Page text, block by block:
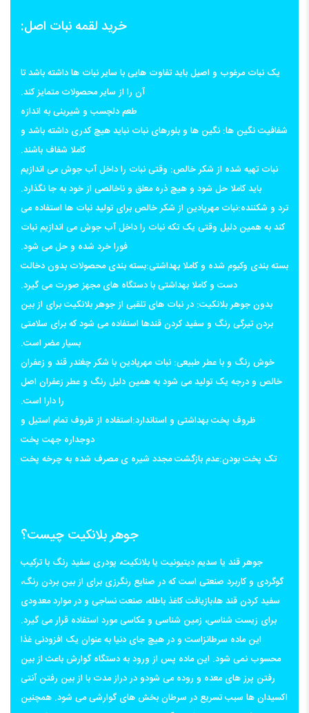
خرید لقمه نبات اصل:
یک نبات مرغوب و اصیل باید تفاوت هایی با سایر نبات ها داشته باشد تا
آن را از سایر محصولات متمایز کند.
طعم دلچسب و شیرینی به اندازه
شفافیت نگین ها: نگین ها و بلورهای نبات نباید هیچ کدری داشته باشد و
کاملا شفاف باشند.
نبات تهیه شده از شکر خالص: وقتی نبات را داخل آب جوش می اندازیم
باید کاملا حل شود و هیچ ذره معلق و ناخالصی از خود به جا نگذارد.
ترد و شکننده:نبات مهرپادین از شکر خالص برای تولید نبات ها استفاده می
کند به همین دلیل وقتی یک تکه نبات را داخل آب جوش می اندازیم نبات
فورا خرد شده و حل می شود.
بسته بندی وکیوم شده و کاملا بهداشتی:بسته بندی محصولات بدون دخالت
دست و کاملا بهداشتی با دستگاه های مجهز صورت می گیرد.
بدون جوهر بلانکیت: در نبات های تلقبی از جوهر بلانکیت برای از بین
بردن تیرگی رنگ و سفید کردن قندها استفاده می شود که برای سلامتی
بسیار مضر است.
خوش رنگ و با عطر طبیعی: نبات مهرپادین با شکر چغندر قند و زعفران
خالص و درجه یک تولید می شود به همین دلیل رنگ و عطر زعفران اصل
را دارا است.
ظروف پخت بهداشتی و استاندارد:استفاده از ظروف تمام استیل و
دوجداره جهت پخت
تک پخت بودن:عدم بازگشت مجدد شیره ی مصرف شده به چرخه پخت
جوهر بلانکیت چیست؟
جوهر قند یا سدیم دیتیونیت یا بلانکیت، پودری سفید رنگ با ترکیب
گوگردی و کاربرد صنعتی است که در صنایع رنگرزی برای از بین بردن رنگ،
سفید کردن قند ها،بازیافت کاغذ باطله، صنعت نساجی و در موارد معدودی
برای زیست شناسی، زمین شناسی و عکاسی مورد استفاده قرار می گیرد.
این ماده سرطانزاست و در هیچ جای دنیا به عنوان یک افزودنی غذا
محسوب نمی شود. این ماده پس از ورود به دستگاه گوارش باعث از بین
رفتن پرز های معده و روده می شودو در دراز مدت با از بین رفتن آنتی
اکسیدان ها سبب تسریع در سرطان بخش های گوارشی می شود. همچنین